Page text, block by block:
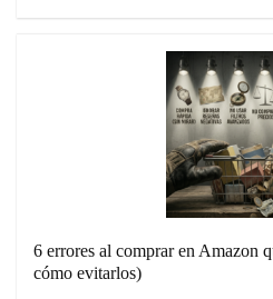
6 errores al comprar en Amazon
cómo evitarlos)